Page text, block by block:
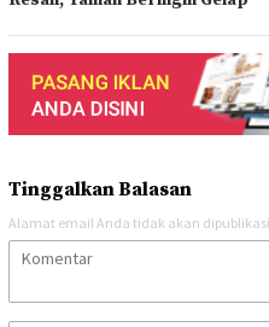
Tinggalkan Balasan
Alamat email Anda tidak akan